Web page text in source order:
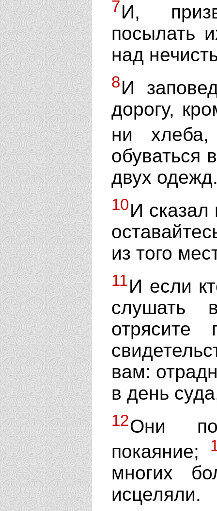
7И,
посылать
над
8И
дорогу,
ни
обуваться
двух
10И сказал
из того
11И если
слушать
вам:
в день
12Они
покаяние;
многих
исцеляли.